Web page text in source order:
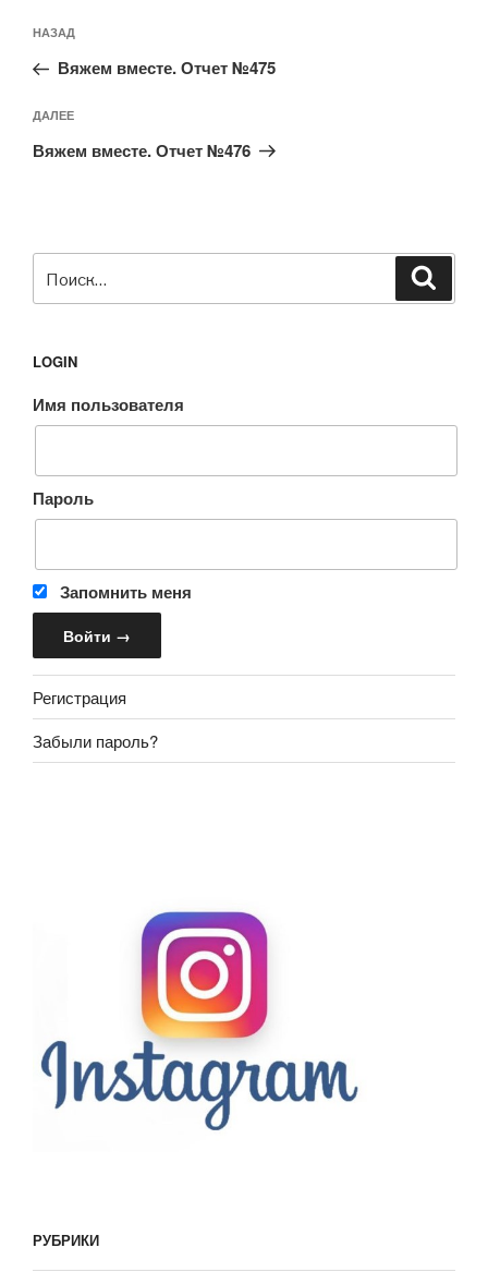
по
записям
Предыдущая
запись:
НАЗАД
Вяжем вместе. Отчет №475
Следующая
запись
ДАЛЕЕ
Вяжем вместе. Отчет №476
LOGIN
Имя пользователя
Пароль
Запомнить меня
Регистрация
Забыли пароль?
РУБРИКИ